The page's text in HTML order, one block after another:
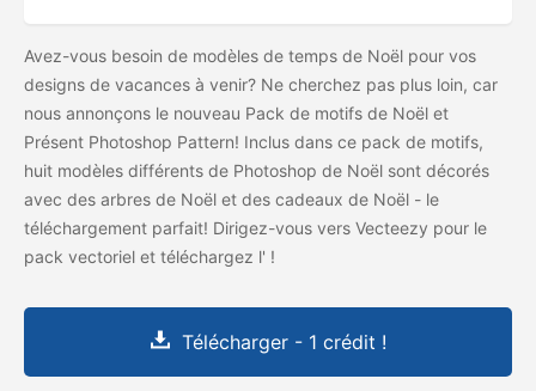
Avez-vous besoin de modèles de temps de Noël pour vos
designs de vacances à venir? Ne cherchez pas plus loin, car
nous annonçons le nouveau Pack de motifs de Noël et
Présent Photoshop Pattern! Inclus dans ce pack de motifs,
huit modèles différents de Photoshop de Noël sont décorés
avec des arbres de Noël et des cadeaux de Noël - le
téléchargement parfait! Dirigez-vous vers Vecteezy pour le
pack vectoriel et téléchargez l' !
Télécharger - 1 crédit !